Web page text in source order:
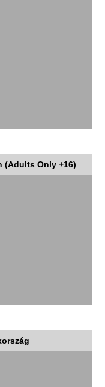
(Adults Only +16)